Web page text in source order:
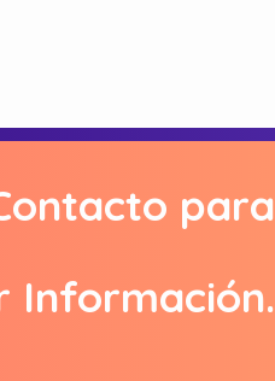
para
Información.